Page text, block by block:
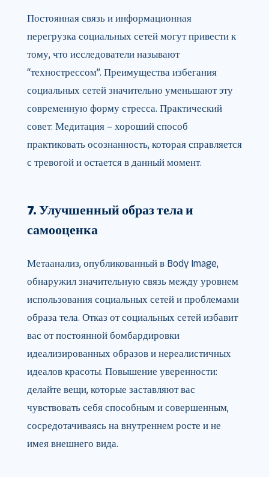
Постоянная связь и информационная
перегрузка социальных сетей могут привести к
тому, что исследователи называют
“технострессом”. Преимущества избегания
социальных сетей значительно уменьшают эту
современную форму стресса. Практический
совет: Медитация – хороший способ
практиковать осознанность, которая справляется
с тревогой и остается в данный момент.
7. Улучшенный образ тела и
самооценка
Метаанализ, опубликованный в Body Image,
обнаружил значительную связь между уровнем
использования социальных сетей и проблемами
образа тела. Отказ от социальных сетей избавит
вас от постоянной бомбардировки
идеализированных образов и нереалистичных
идеалов красоты. Повышение уверенности:
делайте вещи, которые заставляют вас
чувствовать себя способным и совершенным,
сосредотачиваясь на внутреннем росте и не
имея внешнего вида.